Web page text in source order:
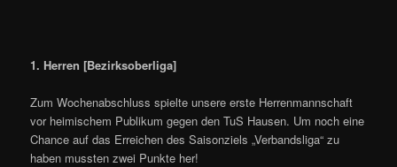
1. Herren [Bezirksoberliga]
Zum Wochenabschluss spielte unsere erste Herrenmannschaft
vor heimischem Publikum gegen den TuS Hausen. Um noch eine
Chance auf das Erreichen des Saisonziels „Verbandsliga“ zu
haben mussten zwei Punkte her!